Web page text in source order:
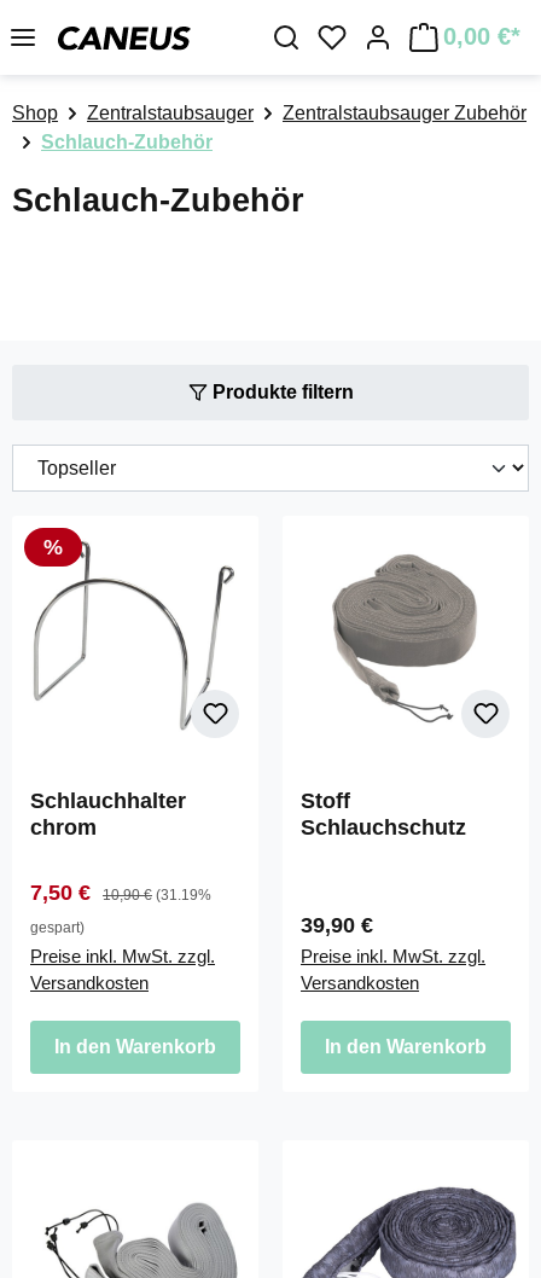
Zum Hauptinhalt springen Du hast 0 Produkte
0,00 €*
Shop Zentralstaubsauger
Zentralstaubsauger Zubehör
Schlauch-Zubehör
Schlauch-Zubehör
Produkte filtern
Rabatt
%
Schlauchhalter
chrom
Verkaufspreis:
7,50 € Regulärer Preis:
10,90 € (31.19%
gespart)
Preise inkl. MwSt. zzgl.
Versandkosten
In den Warenkorb
Stoff
Schlauchschutz
Regulärer Preis:
39,90 €
Preise inkl. MwSt. zzgl.
Versandkosten
In den Warenkorb